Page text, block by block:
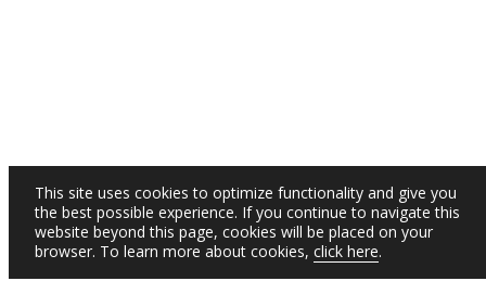
This site uses cookies to optimize functionality and give you
the best possible experience. If you continue to navigate this
website beyond this page, cookies will be placed on your
browser. To learn more about cookies, click here.